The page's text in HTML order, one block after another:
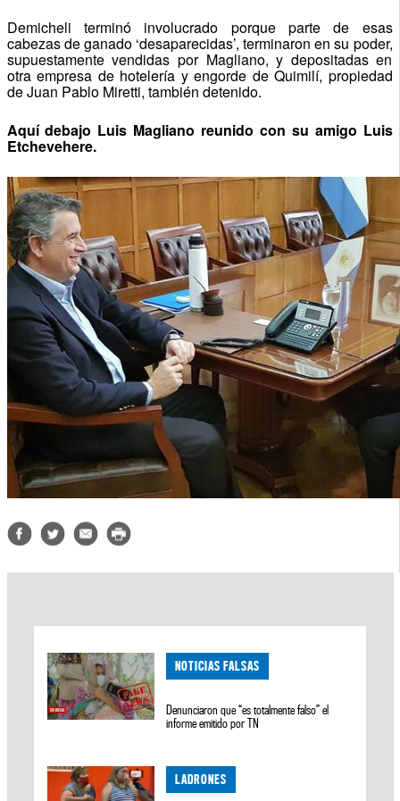
Demicheli terminó involucrado porque parte de esas
cabezas de ganado ‘desaparecidas’, terminaron en su poder,
supuestamente vendidas por Magliano, y depositadas en
otra empresa de hotelería y engorde de Quimilí, propiedad
de Juan Pablo Miretti, también detenido.
Aquí debajo Luis Magliano reunido con su amigo Luis
Etchevehere.
NOTICIAS FALSAS
Denunciaron que “es totalmente falso” el
informe emitido por TN
LADRONES